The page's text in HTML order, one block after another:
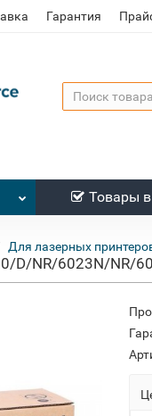
Гарантия
Товары
Для лазерных
D/NR/6023N/NR/